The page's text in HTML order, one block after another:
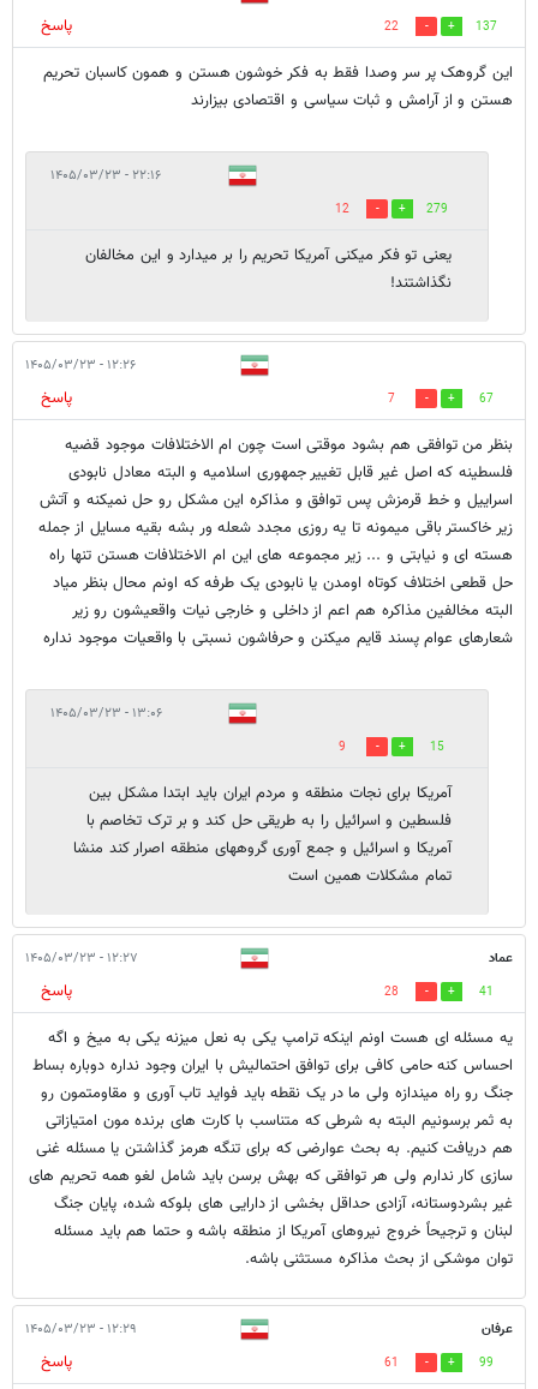
137
22
پاسخ
این گروهک پر سر وصدا فقط به فکر خوشون هستن و همون کاسبان تحریم
هستن و از آرامش و ثبات سیاسی و اقتصادی بیزارند
۲۲:۱۶ - ۱۴۰۵/۰۳/۲۳
279
12
یعنی تو فکر میکنی آمریکا تحریم را بر میدارد و این مخالفان
نگذاشتند!
۱۲:۲۶ - ۱۴۰۵/۰۳/۲۳
67
7
پاسخ
بنظر من توافقی هم بشود موقتی است چون ام الاختلافات موجود قضیه
فلسطینه که اصل غیر قابل تغییر جمهوری اسلامیه و البته معادل نابودی
اسراییل و خط قرمزش پس توافق و مذاکره این مشکل رو حل نمیکنه و آتش
زیر خاکستر باقی میمونه تا یه روزی مجدد شعله ور بشه بقیه مسایل از جمله
هسته ای و نیابتی و ... زیر مجموعه های این ام الاختلافات هستن تنها راه
حل قطعی اختلاف کوتاه اومدن یا نابودی یک طرفه که اونم محال بنظر میاد
البته مخالفین مذاکره هم اعم از داخلی و خارجی نیات واقعیشون رو زیر
شعارهای عوام پسند قایم میکنن و حرفاشون نسبتی با واقعیات موجود نداره
۱۳:۰۶ - ۱۴۰۵/۰۳/۲۳
15
9
آمریکا برای نجات منطقه و مردم ایران باید ابتدا مشکل بین
فلسطین و اسرائیل را به طریقی حل کند و بر ترک تخاصم با
آمریکا و اسرائیل و جمع آوری گروههای منطقه اصرار کند منشا
تمام مشکلات همین است
عماد ۱۲:۲۷ - ۱۴۰۵/۰۳/۲۳
41
28
پاسخ
یه مسئله ای هست اونم اینکه ترامپ یکی به نعل میزنه یکی به میخ و اگه
احساس کنه حامی کافی برای توافق احتمالیش با ایران وجود نداره دوباره بساط
جنگ رو راه میندازه ولی ما در یک نقطه باید فواید تاب آوری و مقاومتمون رو
به ثمر برسونیم البته به شرطی که متناسب با کارت های برنده مون امتیازاتی
هم دریافت کنیم. به بحث عوارضی که برای تنگه هرمز گذاشتن یا مسئله غنی
سازی کار ندارم ولی هر توافقی که بهش برسن باید شامل لغو همه تحریم های
غیر بشردوستانه، آزادی حداقل بخشی از دارایی های بلوکه شده، پایان جنگ
لبنان و ترجیحاً خروج نیروهای آمریکا از منطقه باشه و حتما هم باید مسئله
توان موشکی از بحث مذاکره مستثنی باشه.
عرفان ۱۲:۲۹ - ۱۴۰۵/۰۳/۲۳
99
61
پاسخ